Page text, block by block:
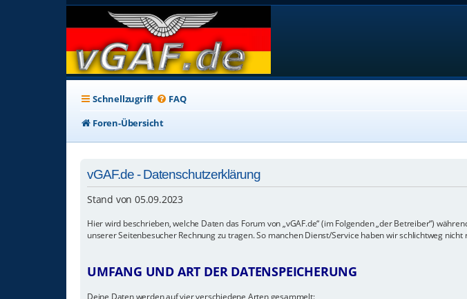
Schnellzugriff FAQ
Foren-Übersicht
vGAF.de - Datenschutzerklärung
Stand von 05.09.2023
Hier wird beschrieben, welche Daten das Forum von „vGAF.de“ (im Folgenden „der Betreiber“)
unserer Seitenbesucher Rechnung zu tragen. So manchen Dienst/Service haben wir schlichtweg
UMFANG UND ART DER DATENSPEICHERUNG
Deine Daten werden auf vier verschiedene Arten gesammelt: